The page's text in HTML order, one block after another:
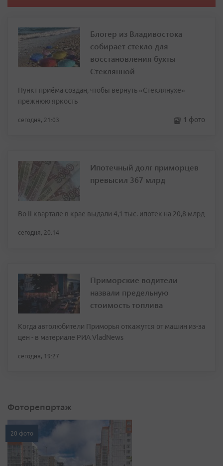
Блогер из Владивостока
собирает стекло для
восстановления бухты
Стеклянной
Пункт приёма создан, чтобы вернуть «Стеклянухе»
прежнюю яркость
сегодня, 21:03 1 фото
Ипотечный долг приморцев
превысил 367 млрд
Во II квартале в крае выдали 4,1 тыс. ипотек на 20,8 млрд
сегодня, 20:14
Приморские водители
назвали предельную
стоимость топлива
Когда автолюбители Приморья откажутся от машин из-за
цен - в материале РИА VladNews
сегодня, 19:27
Фоторепортаж
20 фото